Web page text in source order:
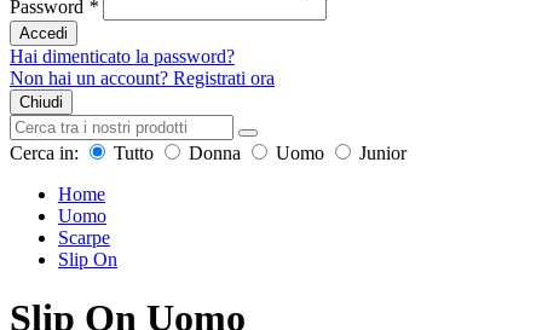
Password *
Accedi
Hai dimenticato la password?
Non hai un account? Registrati ora
Chiudi
Cerca in: Tutto Donna Uomo
Junior
Home
Uomo
Scarpe
Slip On
Slip On Uomo